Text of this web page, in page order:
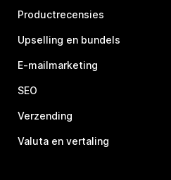
Productrecensies
Upselling en bundels
E-mailmarketing
SEO
Verzending
Valuta en vertaling